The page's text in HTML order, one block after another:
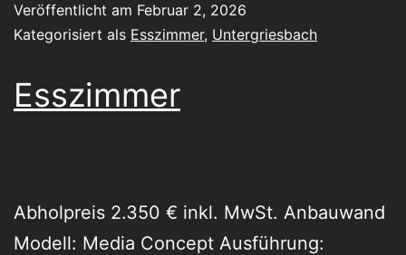
Veröffentlicht am Februar 2, 2026
Kategorisiert als Esszimmer, Untergriesbach
Esszimmer
Abholpreis 2.350 € inkl. MwSt. Anbauwand
Modell: Media Concept Ausführung: